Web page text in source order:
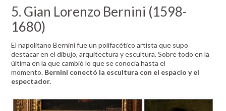
5. Gian Lorenzo Bernini (1598-
1680)
El napolitano Bernini fue un polifacético artista que supo
destacar en el dibujo, arquitectura y escultura. Sobre todo en la
última en la que cambió lo que se conocía hasta el
momento. Bernini conectó la escultura con el espacio y el
espectador.